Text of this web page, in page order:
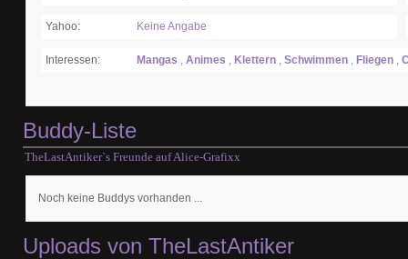
Yahoo: Keine Angabe
Interessen: Mangas , Animes , Klettern , Schwimmen , Fliegen ,
Buddy-Liste
TheLastAntiker`s Freunde auf Alice-Grafixx
Noch keine Buddys vorhanden ...
Uploads von TheLastAntiker